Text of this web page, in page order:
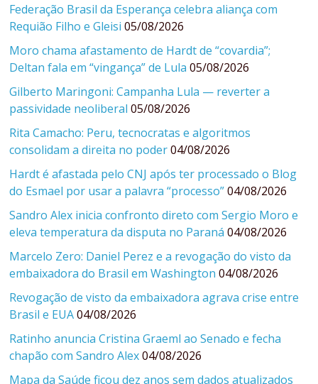
Federação Brasil da Esperança celebra aliança com
Requião Filho e Gleisi 05/08/2026
Moro chama afastamento de Hardt de “covardia”;
Deltan fala em “vingança” de Lula 05/08/2026
Gilberto Maringoni: Campanha Lula — reverter a
passividade neoliberal 05/08/2026
Rita Camacho: Peru, tecnocratas e algoritmos
consolidam a direita no poder 04/08/2026
Hardt é afastada pelo CNJ após ter processado o Blog
do Esmael por usar a palavra “processo” 04/08/2026
Sandro Alex inicia confronto direto com Sergio Moro e
eleva temperatura da disputa no Paraná 04/08/2026
Marcelo Zero: Daniel Perez e a revogação do visto da
embaixadora do Brasil em Washington 04/08/2026
Revogação de visto da embaixadora agrava crise entre
Brasil e EUA 04/08/2026
Ratinho anuncia Cristina Graeml ao Senado e fecha
chapão com Sandro Alex 04/08/2026
Mapa da Saúde ficou dez anos sem dados atualizados